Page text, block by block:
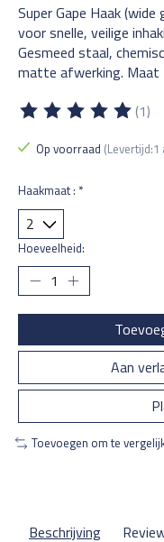
Super Gape Haak
voor snelle, veilige
Gesmeed staal,
matte afwerking.
De beoordeling van dit
(1)
Op voorraad (Levertijd:1
Haakmaat : *
Hoeveelheid:
Aan
Toevoegen om te
Beschrijving